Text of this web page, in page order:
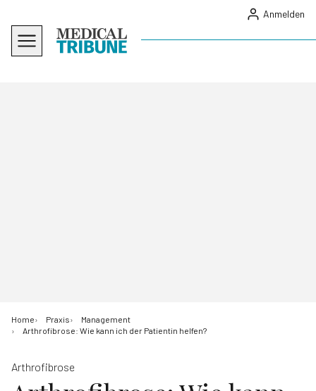
Anmelden
Home Praxis
Management
Arthrofibrose: Wie kann ich der Patientin helfen?
Arthrofibrose